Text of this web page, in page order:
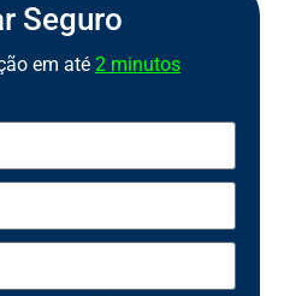
Seguro
em até 2 minutos